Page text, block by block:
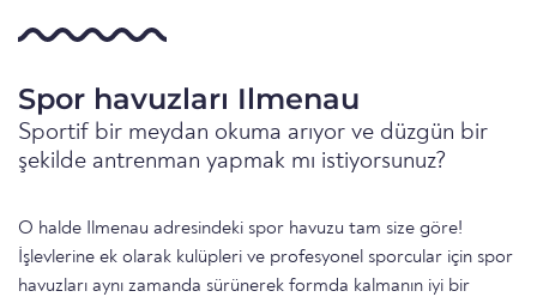
Spor havuzları Ilmenau
Sportif bir meydan okuma arıyor ve düzgün bir
şekilde antrenman yapmak mı istiyorsunuz?
O halde Ilmenau adresindeki spor havuzu tam size göre!
İşlevlerine ek olarak kulüpleri ve profesyonel sporcular için spor
havuzları aynı zamanda sürünerek formda kalmanın iyi bir